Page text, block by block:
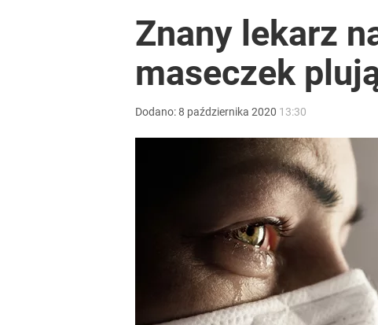
Znany lekarz
maseczek
Dodano:8 października 2020 13:30